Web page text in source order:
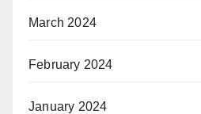
March 2024
February 2024
January 2024